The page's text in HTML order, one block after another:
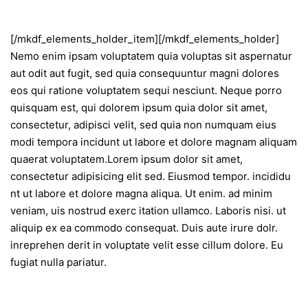
[/mkdf_elements_holder_item][/mkdf_elements_holder]
Nemo enim ipsam voluptatem quia voluptas sit aspernatur
aut odit aut fugit, sed quia consequuntur magni dolores
eos qui ratione voluptatem sequi nesciunt. Neque porro
quisquam est, qui dolorem ipsum quia dolor sit amet,
consectetur, adipisci velit, sed quia non numquam eius
modi tempora incidunt ut labore et dolore magnam aliquam
quaerat voluptatem.Lorem ipsum dolor sit amet,
consectetur adipisicing elit sed. Eiusmod tempor. incididu
nt ut labore et dolore magna aliqua. Ut enim. ad minim
veniam, uis nostrud exerc itation ullamco. Laboris nisi. ut
aliquip ex ea commodo consequat. Duis aute irure dolr.
inreprehen derit in voluptate velit esse cillum dolore. Eu
fugiat nulla pariatur.